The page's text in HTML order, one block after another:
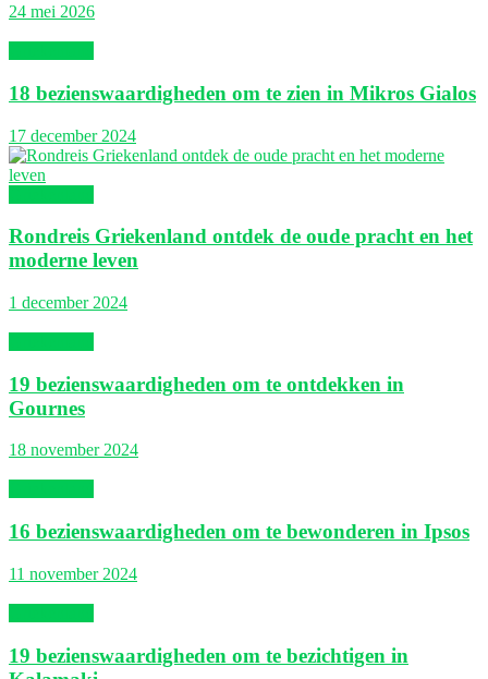
24 mei 2026
18 bezienswaardigheden om te zien in Mikros Gialos
17 december 2024
Rondreis Griekenland ontdek de oude pracht en het
moderne leven
1 december 2024
19 bezienswaardigheden om te ontdekken in
Gournes
18 november 2024
16 bezienswaardigheden om te bewonderen in Ipsos
11 november 2024
19 bezienswaardigheden om te bezichtigen in